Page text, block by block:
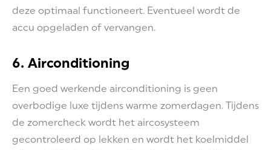
deze optimaal functioneert. Eventueel wordt de
accu opgeladen of vervangen.
6. Airconditioning
Een goed werkende airconditioning is geen
overbodige luxe tijdens warme zomerdagen. Tijdens
de zomercheck wordt het aircosysteem
gecontroleerd op lekken en wordt het koelmiddel